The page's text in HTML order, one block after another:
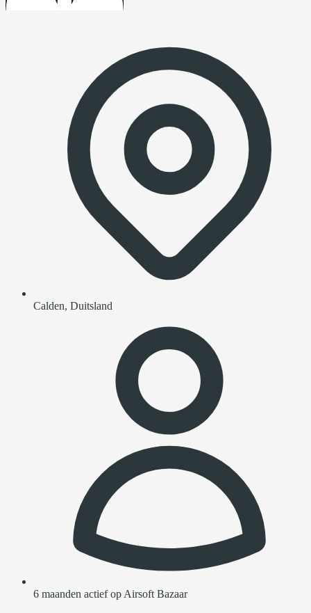
Calden, Duitsland
6 maanden actief op Airsoft Bazaar